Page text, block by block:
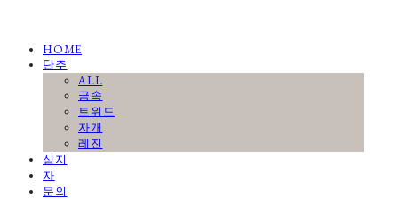
HOME
단추
ALL
금속
트위드
자개
레진
심지
자
문의